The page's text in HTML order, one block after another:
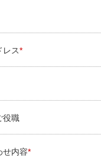
レス*
役職
せ内容*